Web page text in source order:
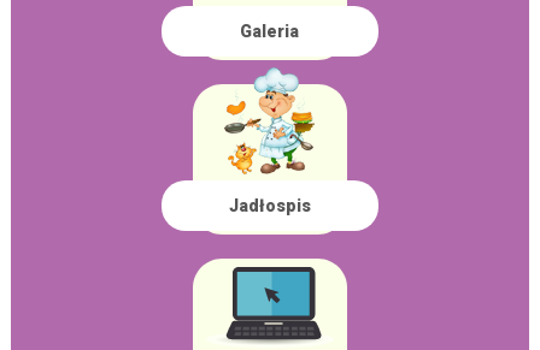
Galeria
Jadłospis